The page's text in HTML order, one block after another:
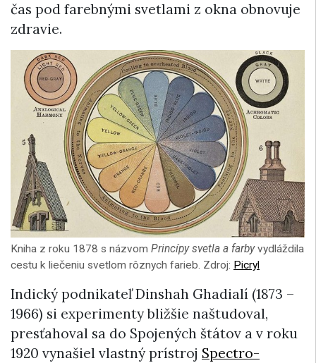
čas pod farebnými svetlami z okna obnovuje
zdravie.
Kniha z roku 1878 s názvom Princípy svetla a farbyvydláždila
cestu k liečeniu svetlom rôznych farieb. Zdroj: Picryl
Indický podnikateľ Dinshah Ghadialí (1873 –
1966) si experimenty bližšie naštudoval,
presťahoval sa do Spojených štátov a v roku
1920 vynašiel vlastný prístroj Spectro-